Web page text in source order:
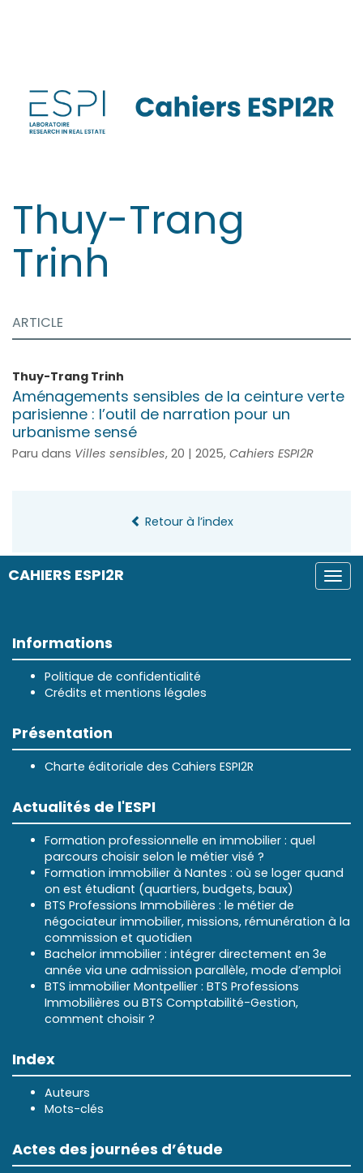
contenu
CAHIERS ESPI2R
Thuy-Trang
Trinh
ARTICLE
Thuy-Trang Trinh
Aménagements sensibles de la ceinture verte
parisienne : l’outil de narration pour un
urbanisme sensé
Paru dans Villes sensibles, 20 | 2025, Cahiers ESPI2R
Retour à l’index
Informations
Politique de confidentialité
Crédits et mentions légales
Présentation
Charte éditoriale des Cahiers ESPI2R
Actualités de l'ESPI
Formation professionnelle en immobilier : quel
parcours choisir selon le métier visé ?
Formation immobilier à Nantes : où se loger quand
on est étudiant (quartiers, budgets, baux)
BTS Professions Immobilières : le métier de
négociateur immobilier, missions, rémunération à la
commission et quotidien
Bachelor immobilier : intégrer directement en 3e
année via une admission parallèle, mode d’emploi
BTS immobilier Montpellier : BTS Professions
Immobilières ou BTS Comptabilité-Gestion,
comment choisir ?
Index
Auteurs
Mots-clés
Actes des journées d’étude